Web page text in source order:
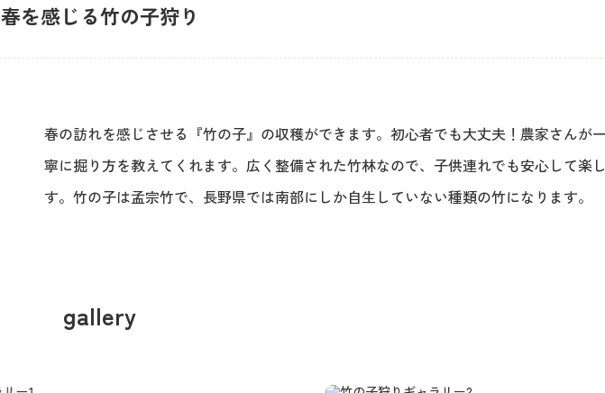
春を感じる竹の子狩り
春の訪れを感じさせる『竹の子』の収穫ができます。初心者でも大丈夫！農家さんが
寧に掘り方を教えてくれます。広く整備された竹林なので、子供連れでも安心して楽
す。竹の子は孟宗竹で、長野県では南部にしか自生していない種類の竹になります。
gallery